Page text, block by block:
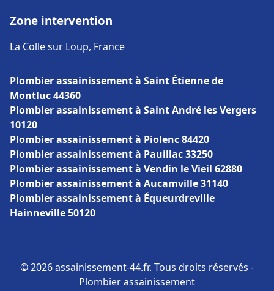
Zone intervention
La Colle sur Loup, France
Plombier assainissement à Saint Étienne de
Montluc 44360
Plombier assainissement à Saint André les Vergers
10120
Plombier assainissement à Piolenc 84420
Plombier assainissement à Pauillac 33250
Plombier assainissement à Vendin le Vieil 62880
Plombier assainissement à Aucamville 31140
Plombier assainissement à Équeurdreville
Hainneville 50120
© 2026 assainissement-44.fr. Tous droits réservés -
Plombier assainissement